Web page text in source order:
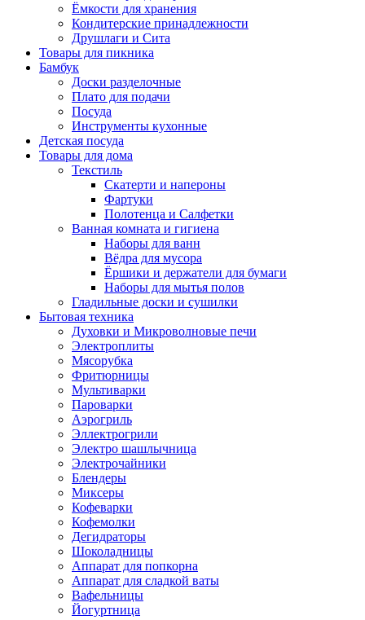
Ёмкости для хранения
Кондитерские принадлежности
Друшлаги и Сита
Товары для пикника
Бамбук
Доски разделочные
Плато для подачи
Посуда
Инструменты кухонные
Детская посуда
Товары для дома
Текстиль
Скатерти и напероны
Фартуки
Полотенца и Салфетки
Ванная комната и гигиена
Наборы для ванн
Вёдра для мусора
Ёршики и держатели для бумаги
Наборы для мытья полов
Гладильные доски и сушилки
Бытовая техника
Духовки и Микроволновые печи
Электроплиты
Мясорубка
Фритюрницы
Мультиварки
Пароварки
Аэрогриль
Эллектрогрили
Электро шашлычница
Электрочайники
Блендеры
Миксеры
Кофеварки
Кофемолки
Дегидраторы
Шоколадницы
Аппарат для попкорна
Аппарат для сладкой ваты
Вафельницы
Йогуртница